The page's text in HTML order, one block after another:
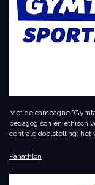
Met de campagne
pedagogisch en ethisch
centrale doelstelling: het
Panathlon